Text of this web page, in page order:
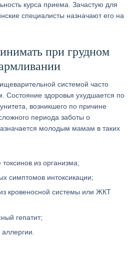
курса приема. Зачастую для
специалисты назначают его на
при грудном
системой часто
Состояние здоровья ухудшается по
возникшего по причине
периода заботы о
молодым мамам в таких
из организма;
симптомов интоксикации;
кровеносной системы или ЖКТ
гепатит;